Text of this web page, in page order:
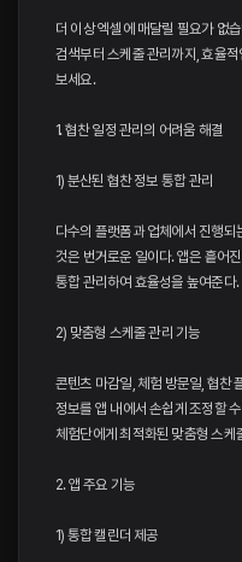
더 이상 엑셀에 매달릴 필요가 없
검색부터 스케줄 관리까지, 효율
보세요.
1. 협찬 일정 관리의 어려움 해결
1) 분산된 협찬 정보 통합 관리
다수의 플랫폼과 업체에서 진행
것은 번거로운 일이다. 앱은 흩어
통합 관리하여 효율성을 높여준다.
2) 맞춤형 스케줄 관리 기능
콘텐츠 마감일, 체험 방문일, 협찬
정보를 앱 내에서 손쉽게 조정할
체험단에게 최적화된 맞춤형 스케
2. 앱 주요 기능
1) 통합 캘린더 제공